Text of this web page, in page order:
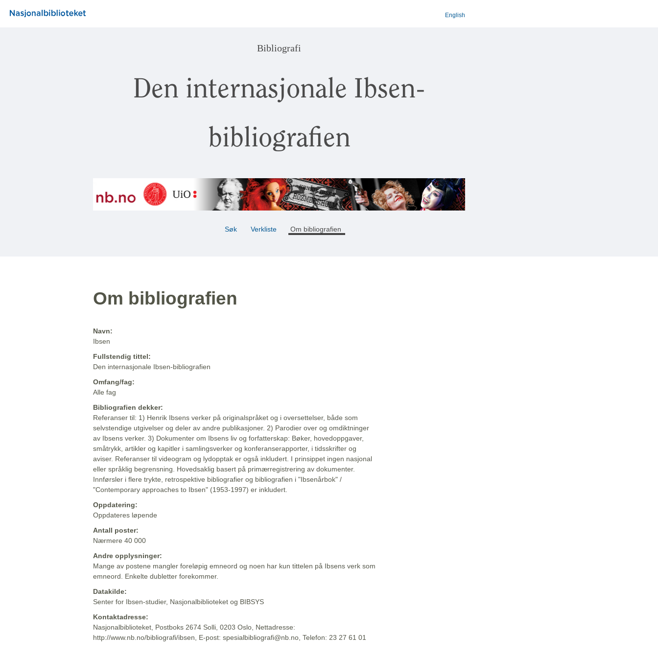
English
Bibliografi
Den internasjonale Ibsen-
bibliografien
Søk Verkliste Om bibliografien
Om bibliografien
Navn:
Ibsen
Fullstendig tittel:
Den internasjonale Ibsen-bibliografien
Omfang/fag:
Alle fag
Bibliografien dekker:
Referanser til: 1) Henrik Ibsens verker på originalspråket og i oversettelser, både som
selvstendige utgivelser og deler av andre publikasjoner. 2) Parodier over og omdiktninger
av Ibsens verker. 3) Dokumenter om Ibsens liv og forfatterskap: Bøker, hovedoppgaver,
småtrykk, artikler og kapitler i samlingsverker og konferanserapporter, i tidsskrifter og
aviser. Referanser til videogram og lydopptak er også inkludert. I prinsippet ingen nasjonal
eller språklig begrensning. Hovedsaklig basert på primærregistrering av dokumenter.
Innførsler i flere trykte, retrospektive bibliografier og bibliografien i "Ibsenårbok" /
"Contemporary approaches to Ibsen" (1953-1997) er inkludert.
Oppdatering:
Oppdateres løpende
Antall poster:
Nærmere 40 000
Andre opplysninger:
Mange av postene mangler foreløpig emneord og noen har kun tittelen på Ibsens verk som
emneord. Enkelte dubletter forekommer.
Datakilde:
Senter for Ibsen-studier, Nasjonalbiblioteket og BIBSYS
Kontaktadresse:
Nasjonalbiblioteket, Postboks 2674 Solli, 0203 Oslo, Nettadresse:
http://www.nb.no/bibliografi/ibsen, E-post: spesialbibliografi@nb.no, Telefon: 23 27 61 01